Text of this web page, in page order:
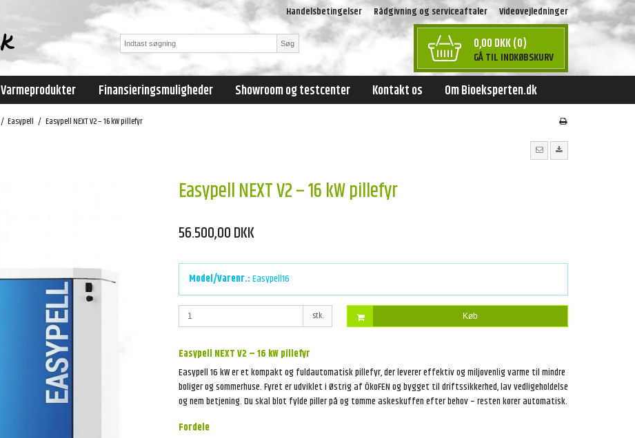
Handelsbetingelser Rådgivning og serviceaftaler Videovejledninger
Søg 0,00 DKK (0)
GÅ TIL INDKØBSKURV
Varmeprodukter Finansieringsmuligheder Showroom og testcenter Kontakt os Om Bioeksperten.dk
/ Easypell / Easypell NEXT V2 – 16 kW pillefyr
Easypell NEXT V2 – 16 kW pillefyr
56.500,00 DKK
Model/Varenr.:Easypell16
stk. Køb
Easypell NEXT V2 – 16 kW pillefyr
Easypell 16 kW er et kompakt og fuldautomatisk pillefyr, der leverer effektiv og miljøvenlig varme til mindre
boliger og sommerhuse. Fyret er udviklet i Østrig af ÖkoFEN og bygget til driftssikkerhed, lav vedligeholdelse
og nem betjening. Du skal blot fylde piller på og tømme askeskuffen efter behov – resten kører automatisk.
Fordele